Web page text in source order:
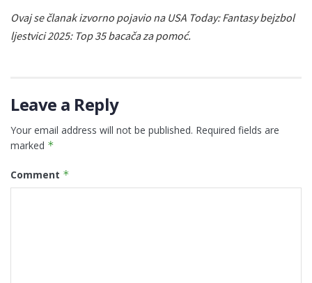
Ovaj se članak izvorno pojavio na USA Today: Fantasy bejzbol
ljestvici 2025: Top 35 bacača za pomoć.
Leave a Reply
Your email address will not be published. Required fields are
marked *
Comment *